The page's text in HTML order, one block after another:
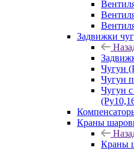
Задвижки
Чугун
Чугун
Чугун
Краны
Краны